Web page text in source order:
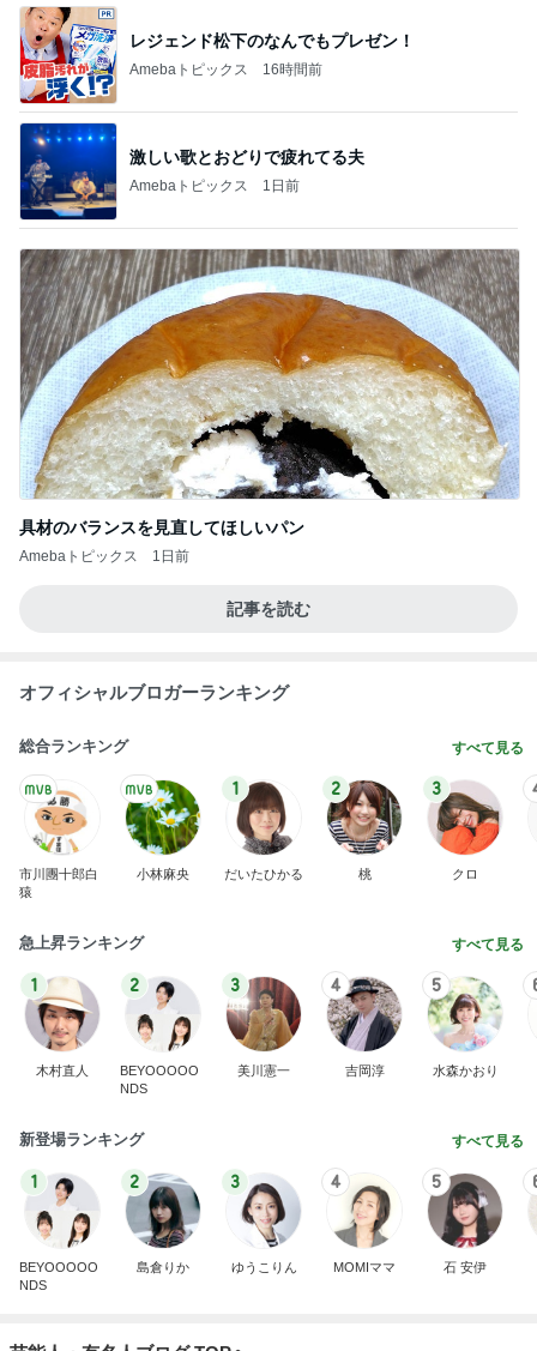
レジェンド松下のなんでもプレゼン！
Amebaトピックス 16時間前
激しい歌とおどりで疲れてる夫
Amebaトピックス 1日前
具材のバランスを見直してほしいパン
Amebaトピックス 1日前
記事を読む
オフィシャルブロガーランキング
総合ランキング すべて見る
市川團十郎白
猿
小林麻央
1
だいたひかる
2
桃
3
クロ
急上昇ランキング すべて見る
1
木村直人
2
BEYOOOOO
NDS
3
美川憲一
4
吉岡淳
5
水森かおり
新登場ランキング すべて見る
1
BEYOOOOO
NDS
2
島倉りか
3
ゆうこりん
4
MOMIママ
5
石 安伊